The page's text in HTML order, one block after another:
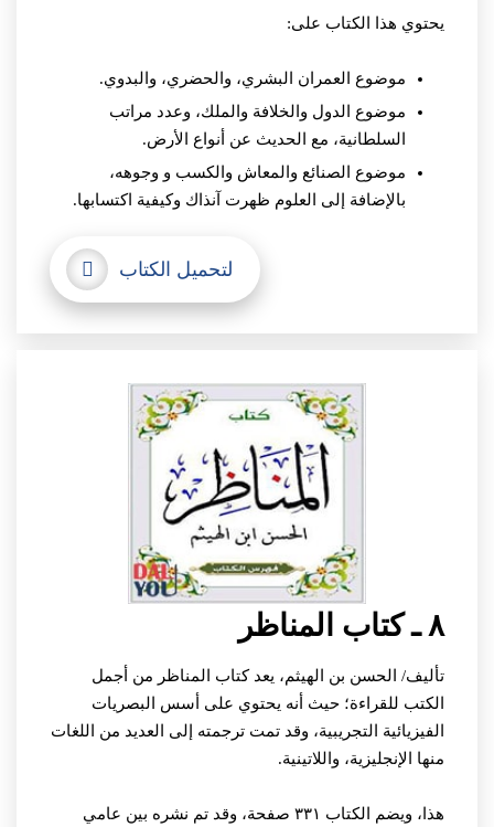
يحتوي هذا الكتاب على:
موضوع العمران البشري، والحضري، والبدوي.
موضوع الدول والخلافة والملك، وعدد مراتب
السلطانية، مع الحديث عن أنواع الأرض.
موضوع الصنائع والمعاش والكسب و وجوهه،
بالإضافة إلى العلوم ظهرت آنذاك وكيفية اكتسابها.
لتحميل الكتاب
٨ ـ كتاب المناظر
تأليف/ الحسن بن الهيثم، يعد كتاب المناظر من أجمل
الكتب للقراءة؛ حيث أنه يحتوي على أسس البصريات
الفيزيائية التجريبية، وقد تمت ترجمته إلى العديد من اللغات
منها الإنجليزية، واللاتينية.
هذا، ويضم الكتاب ٣٣١ صفحة، وقد تم نشره بين عامي